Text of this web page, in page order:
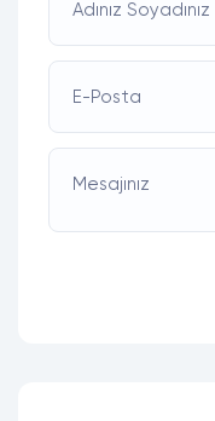
Adınız Soyadınız
E-Posta
Mesajınız